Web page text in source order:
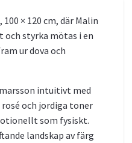
× 120 cm, där Malin
och styrka mötas i en
ur dova och
intuitivt med
och jordiga toner
som fysiskt.
landskap av färg